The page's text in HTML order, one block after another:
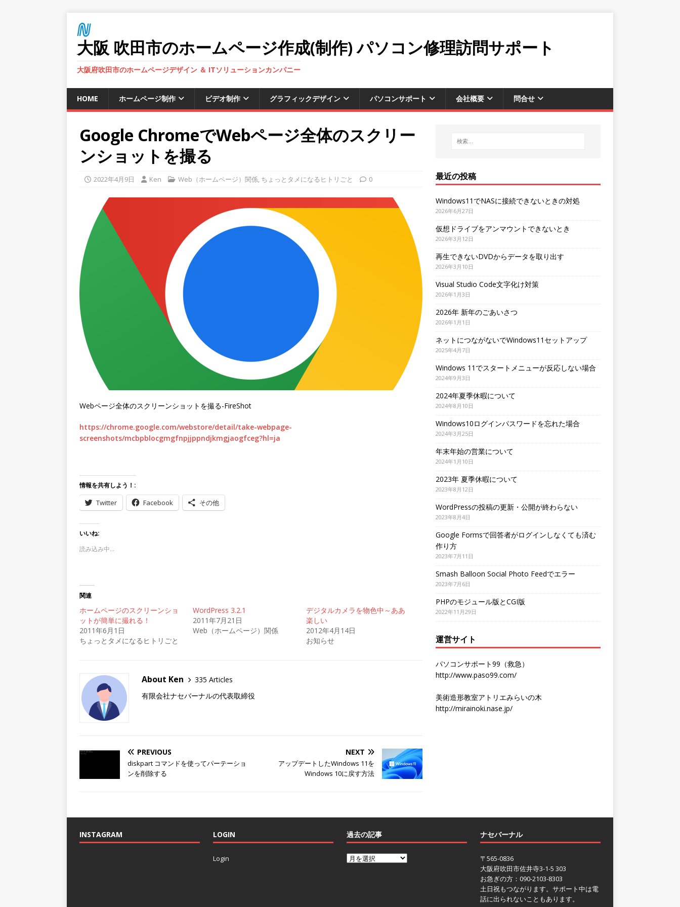
大阪 吹田市のホームページ作成(制作) パソコン修理訪問サポート
大阪府吹田市のホームページデザイン ＆ ITソリューションカンパニー
HOME ホームページ制作 ビデオ制作 グラフィックデザイン パソコンサポート 会社概要 問合せ
Google ChromeでWebページ全体のスクリー
ンショットを撮る
2022年4月9日 Ken Web（ホームページ）関係, ちょっとタメになるヒトリごと 0
Webページ全体のスクリーンショットを撮る-FireShot
https://chrome.google.com/webstore/detail/take-webpage-
screenshots/mcbpblocgmgfnpjjppndjkmgjaogfceg?hl=ja
情報を共有しよう！:
Twitter Facebook その他
いいね:
読み込み中…
関連
ホームページのスクリーンショ
ットが簡単に撮れる！
2011年6月1日
ちょっとタメになるヒトリごと
WordPress 3.2.1
2011年7月21日
Web（ホームページ）関係
デジタルカメラを物色中～ああ
楽しい
2012年4月14日
お知らせ
About Ken
335 Articles
有限会社ナセバーナルの代表取締役
PREVIOUS
diskpart コマンドを使ってパーテーショ
ンを削除する
NEXT
アップデートしたWindows 11を
Windows 10に戻す方法
最近の投稿
Windows11でNASに接続できないときの対処
2026年6月27日
仮想ドライブをアンマウントできないとき
2026年3月12日
再生できないDVDからデータを取り出す
2026年3月10日
Visual Studio Code文字化け対策
2026年1月3日
2026年 新年のごあいさつ
2026年1月1日
ネットにつながないでWindows11セットアップ
2025年4月7日
Windows 11でスタートメニューが反応しない場合
2024年9月3日
2024年夏季休暇について
2024年8月10日
Windows10ログインパスワードを忘れた場合
2024年3月25日
年末年始の営業について
2024年1月10日
2023年 夏季休暇について
2023年8月12日
WordPressの投稿の更新・公開が終わらない
2023年8月4日
Google Formsで回答者がログインしなくても済む
作り方
2023年7月11日
Smash Balloon Social Photo Feedでエラー
2023年7月6日
PHPのモジュール版とCGI版
2022年11月29日
運営サイト
パソコンサポート99（救急）
http://www.paso99.com/
美術造形教室アトリエみらいの木
http://mirainoki.nase.jp/
INSTAGRAM LOGIN
Login
過去の記事 ナセバーナル
〒565-0836
大阪府吹田市佐井寺3-1-5 303
お急ぎの方：090-2103-8303
土日祝もつながります。サポート中は電
話に出られないこともあります。